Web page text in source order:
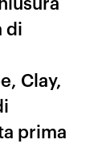
di
Clay,
prima